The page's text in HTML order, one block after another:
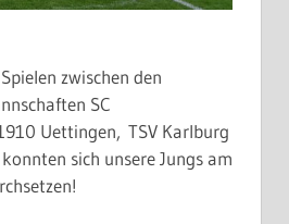
zwischen den
SC
Uettingen, TSV Karlburg
sich unsere Jungs am